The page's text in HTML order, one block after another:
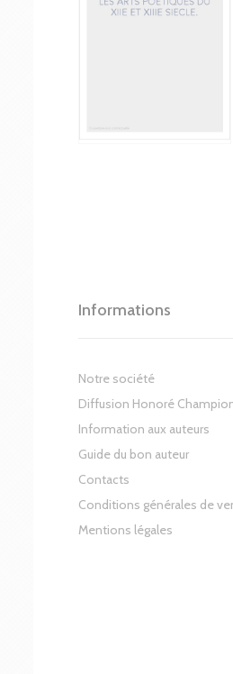
Informations
Notre société
Diffusion Honoré
Information aux auteurs
Guide du bon auteur
Contacts
Conditions générales de
Mentions légales